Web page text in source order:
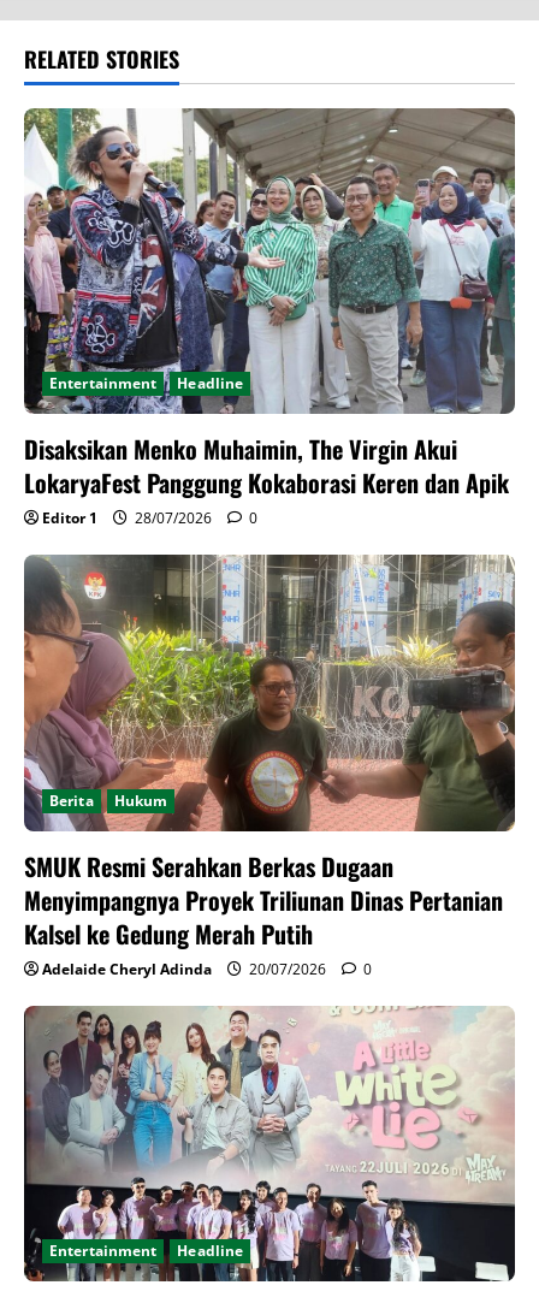
RELATED STORIES
Entertainment Headline
Disaksikan Menko Muhaimin, The Virgin Akui
LokaryaFest Panggung Kokaborasi Keren dan Apik
Editor 1 28/07/2026 0
Berita Hukum
​SMUK Resmi Serahkan Berkas Dugaan
Menyimpangnya Proyek Triliunan Dinas Pertanian
Kalsel ke Gedung Merah Putih
Adelaide Cheryl Adinda 20/07/2026 0
Entertainment Headline